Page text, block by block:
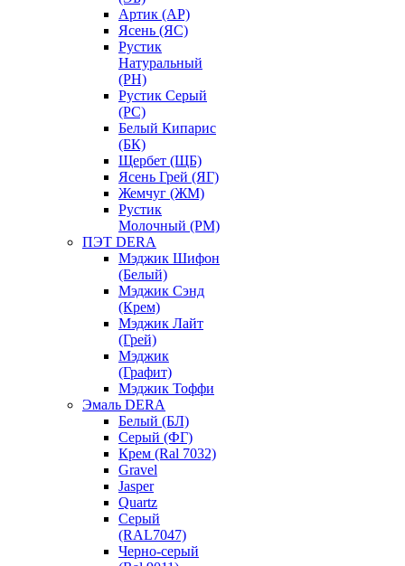
Артик (АР)
Ясень (ЯС)
Рустик
Натуральный
(РН)
Рустик Серый
(РС)
Белый Кипарис
(БК)
Щербет (ЩБ)
Ясень Грей (ЯГ)
Жемчуг (ЖМ)
Рустик
Молочный (РМ)
ПЭТ DERA
Мэджик Шифон
(Белый)
Мэджик Сэнд
(Крем)
Мэджик Лайт
(Грей)
Мэджик
(Графит)
Мэджик Тоффи
Эмаль DERA
Белый (БЛ)
Серый (ФГ)
Крем (Ral 7032)
Gravel
Jasper
Quartz
Серый
(RAL7047)
Черно-серый